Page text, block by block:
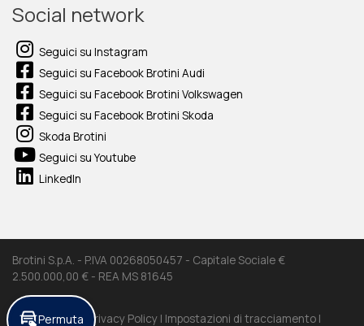
Social network
Seguici su Instagram
Seguici su Facebook Brotini Audi
Seguici su Facebook Brotini Volkswagen
Seguici su Facebook Brotini Skoda
Skoda Brotini
Seguici su Youtube
LinkedIn
Brotini S.p.A. - P.IVA 00268050457 - Capitale Sociale €
2.500.000,00 € - REA MS 81645
Cookie Policy | Privacy Policy | Impostazioni di tracciamento |
Permuta